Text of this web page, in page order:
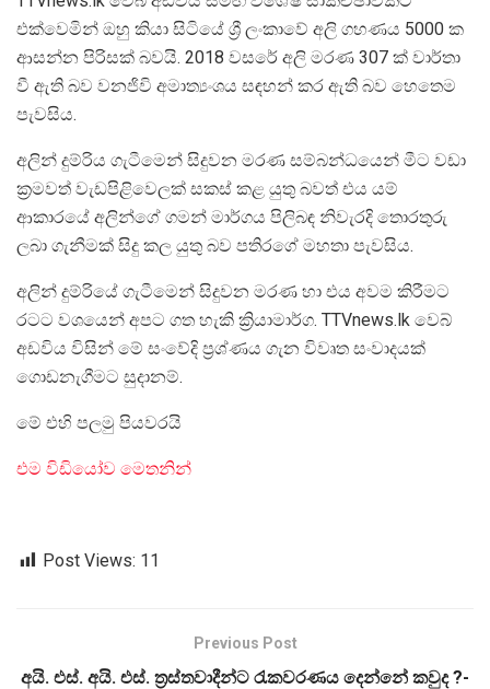
එක්වෙමින් ඔහු කියා සිටියේ ශ්‍රී ලංකාවේ අලි ගහණය 5000 ක
ආසන්න පිරිසක් බවයි. 2018 වසරේ අලි මරණ 307 ක් වාර්තා
වී ඇති බව වනජිවි අමාත්‍යංශය සඳහන් කර ඇති බව හෙතෙම
පැවසිය.
අලින් දුම්රිය ගැටීමෙන් සිදුවන මරණ සම්බන්ධයෙන් මීට වඩා
ක්‍රමවත් වැඩපිළිවෙලක් සකස් කළ යුතු බවත් එය යම්
ආකාරයේ අලින්ගේ ගමන් මාර්ගය පිලිබඳ නිවැරදි තොරතුරු
ලබා ගැනීමක් සිදු කල යුතු බව පතිරගේ මහතා පැවසිය.
අලින් දුම්රියේ ගැටීමෙන් සිදුවන මරණ හා එය අවම කිරීමට
රටට වශයෙන් අපට ගත හැකි ක්‍රියාමාර්ග. TTVnews.lk වෙබ්
අඩවිය විසින් මේ සංවේදි ප්‍රශ්ණය ගැන විවෘත සංවාදයක්
ගොඩනැගීමට සුදානම්.
මේ එහි පලමු පියවරයි
එම විඩියෝව මෙතනින්
Post Views: 11
Previous Post
අයි. එස්. අයි. එස්. ත‍්‍රස්තවාදීන්ට රැකවරණය දෙන්නේ කවුද ?-